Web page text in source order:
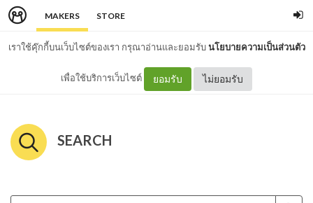
MAKERS STORE
เราใช้คุ๊กกี้บนเว็บไซต์ของเรา กรุณาอ่านและยอมรับนโยบายความเป็นส่วนตัว
เพื่อใช้บริการเว็บไซต์ ยอมรับ ไม่ยอมรับ
SEARCH